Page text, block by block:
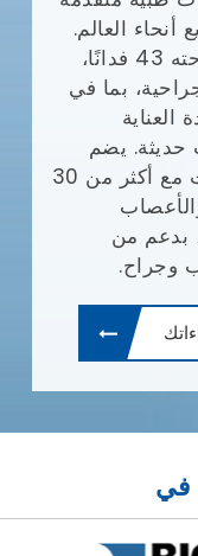
العالم.
يضم حرم ميدانتا، الذي تبلغ مساحته 43 فدانًا،
الجراحية، بما في
وحدة العناية
عمليات حديثة. يضم
المستشفى العديد من التخصصات مع أكثر من 30
بدعم من
في